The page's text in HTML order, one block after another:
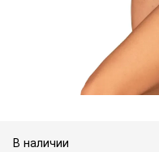
В наличии